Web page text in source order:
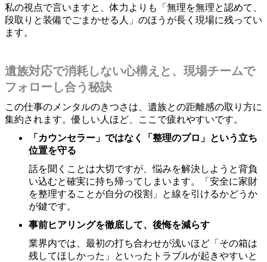
私の視点で言いますと、体力よりも「無理を無理と認めて、
段取りと装備でごまかせる人」のほうが長く現場に残ってい
ます。
遺族対応で消耗しない心構えと、現場チームで
フォローし合う秘訣
この仕事のメンタルのきつさは、遺族との距離感の取り方に
集約されます。優しい人ほど、ここで疲れやすいです。
「カウンセラー」ではなく「整理のプロ」という立ち
位置を守る
話を聞くことは大切ですが、悩みを解決しようと背負
い込むと確実に持ち帰ってしまいます。「安全に家財
を整理することが自分の役割」と線を引けるかどうか
が鍵です。
事前ヒアリングを徹底して、後悔を減らす
業界内では、最初の打ち合わせが浅いほど「その箱は
残してほしかった」といったトラブルが起きやすいと